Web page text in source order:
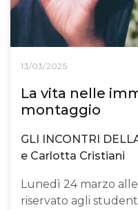
13/03/2025
La vita nelle
montaggio
GLI INCONTRI
e Carlotta Cristiani
Lunedì 24 marzo
riservato agli